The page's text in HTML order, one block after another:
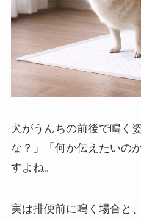
犬がうんちの前後で鳴く
な？」「何か伝えたいの
すよね。
実は排便前に鳴く場合と